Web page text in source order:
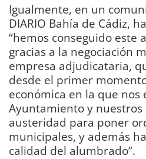
Igualmente, en un
DIARIO Bahía de Cádiz,
“hemos conseguido este
gracias a la negociación
empresa adjudicataria,
desde el primer
económica en la que nos
Ayuntamiento y nuestros
austeridad para poner
municipales, y además
calidad del alumbrado”.